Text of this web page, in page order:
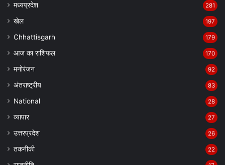
मध्यप्रदेश 281
खेल 197
Chhattisgarh 179
आज का राशिफल 170
मनोरंजन 92
अंतराष्ट्रीय 83
National 28
व्यापार 27
उत्तरप्रदेश 26
तकनीकी 22